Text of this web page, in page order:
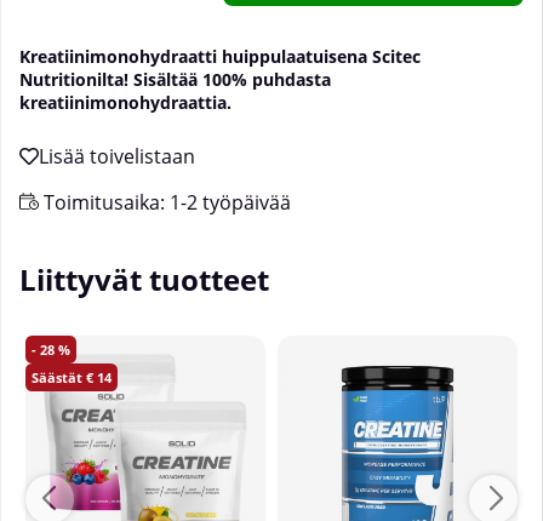
Kreatiinimonohydraatti huippulaatuisena Scitec
Nutritionilta! Sisältää 100% puhdasta
kreatiinimonohydraattia.
Toimitusaika: 1-2 työpäivää
Liittyvät tuotteet
28
14